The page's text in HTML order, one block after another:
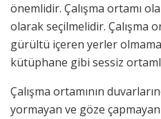
önemlidir. Çalışma ortamı
olarak seçilmelidir. Çalışma
gürültü içeren yerler
kütüphane gibi sessiz
Çalışma ortamının
yormayan ve göze